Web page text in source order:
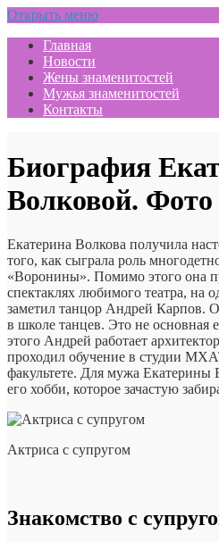
Открыть меню
Главная
Новости
Жены знаменитостей
Мужья знаменитостей
Контакты
Биография
Волковой. Фото
Екатерина Волкова получила
того, как сыграла роль
«Воронины». Помимо этого она
спектаклях любимого театра, на
заметил танцор Андрей Карпов.
в школе танцев. Это не основная
этого Андрей работает
проходил обучение в студии
факультете. Для мужа Екатерины
его хобби, которое зачастую
Актриса с супругом
Знакомство с